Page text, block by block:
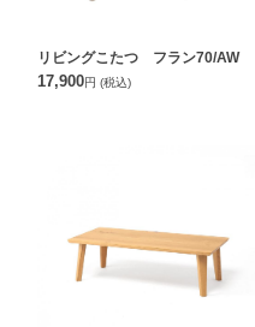
リビングこたつ フラン70/AW
17,900円 (税込)